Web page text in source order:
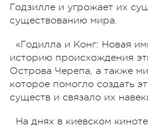
Годзилле и угрожает их
существованию мира.
«Годилла и Конг: Новая
историю происхождения
Острова Черепа, а также
которое помогло создать
существ и связало их
На днях в киевском